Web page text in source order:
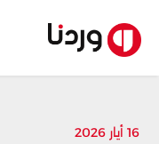
16 أيار 2026